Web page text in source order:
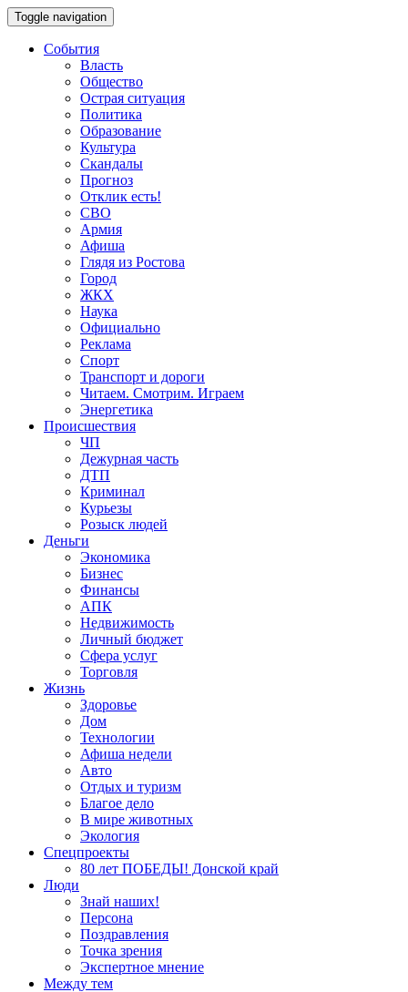
Toggle navigation
События
Власть
Общество
Острая ситуация
Политика
Образование
Культура
Скандалы
Прогноз
Отклик есть!
СВО
Армия
Афиша
Глядя из Ростова
Город
ЖКХ
Наука
Официально
Реклама
Спорт
Транспорт и дороги
Читаем. Смотрим. Играем
Энергетика
Происшествия
ЧП
Дежурная часть
ДТП
Криминал
Курьезы
Розыск людей
Деньги
Экономика
Бизнес
Финансы
АПК
Недвижимость
Личный бюджет
Сфера услуг
Торговля
Жизнь
Здоровье
Дом
Технологии
Афиша недели
Авто
Отдых и туризм
Благое дело
В мире животных
Экология
Спецпроекты
80 лет ПОБЕДЫ! Донской край
Люди
Знай наших!
Персона
Поздравления
Точка зрения
Экспертное мнение
Между тем